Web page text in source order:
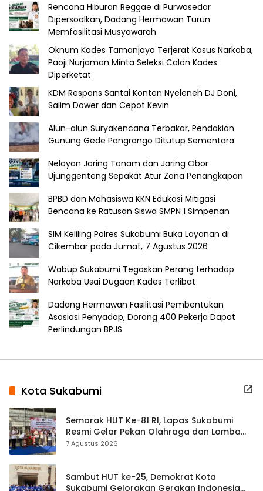
Rencana Hiburan Reggae di Purwasedar
Dipersoalkan, Dadang Hermawan Turun
Memfasilitasi Musyawarah
Oknum Kades Tamanjaya Terjerat Kasus Narkoba,
Paoji Nurjaman Minta Seleksi Calon Kades
Diperketat
KDM Respons Santai Konten Nyeleneh DJ Doni,
Salim Dower dan Cepot Kevin
Alun-alun Suryakencana Terbakar, Pendakian
Gunung Gede Pangrango Ditutup Sementara
Nelayan Jaring Tanam dan Jaring Obor
Ujunggenteng Sepakat Atur Zona Penangkapan
BPBD dan Mahasiswa KKN Edukasi Mitigasi
Bencana ke Ratusan Siswa SMPN 1 Simpenan
SIM Keliling Polres Sukabumi Buka Layanan di
Cikembar pada Jumat, 7 Agustus 2026
Wabup Sukabumi Tegaskan Perang terhadap
Narkoba Usai Dugaan Kades Terlibat
Dadang Hermawan Fasilitasi Pembentukan
Asosiasi Penyadap, Dorong 400 Pekerja Dapat
Perlindungan BPJS
Kota Sukabumi
Semarak HUT Ke-81 RI, Lapas Sukabumi
Resmi Gelar Pekan Olahraga dan Lomba
Tradisional
7 Agustus 2026
Sambut HUT ke-25, Demokrat Kota
Sukabumi Gelorakan Gerakan Indonesia